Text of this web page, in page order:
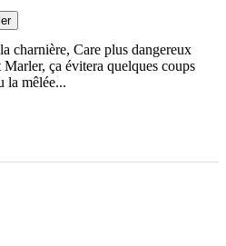
charnière, Care plus dangereux
ça évitera quelques coups
la mêlée...